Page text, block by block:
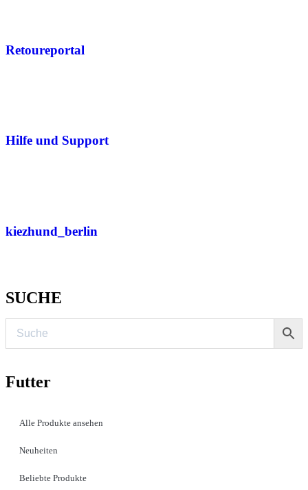
Retoureportal
Hilfe und Support
kiezhund_berlin
SUCHE
Futter
Alle Produkte ansehen
Neuheiten
Beliebte Produkte